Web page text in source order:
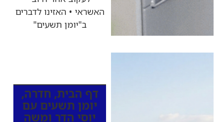
האשראי • האזינו לדברים
ב"יומן תשעים"
דף הבית, חדרה,
יומן תשעים עם
יוסי הדר ומשה